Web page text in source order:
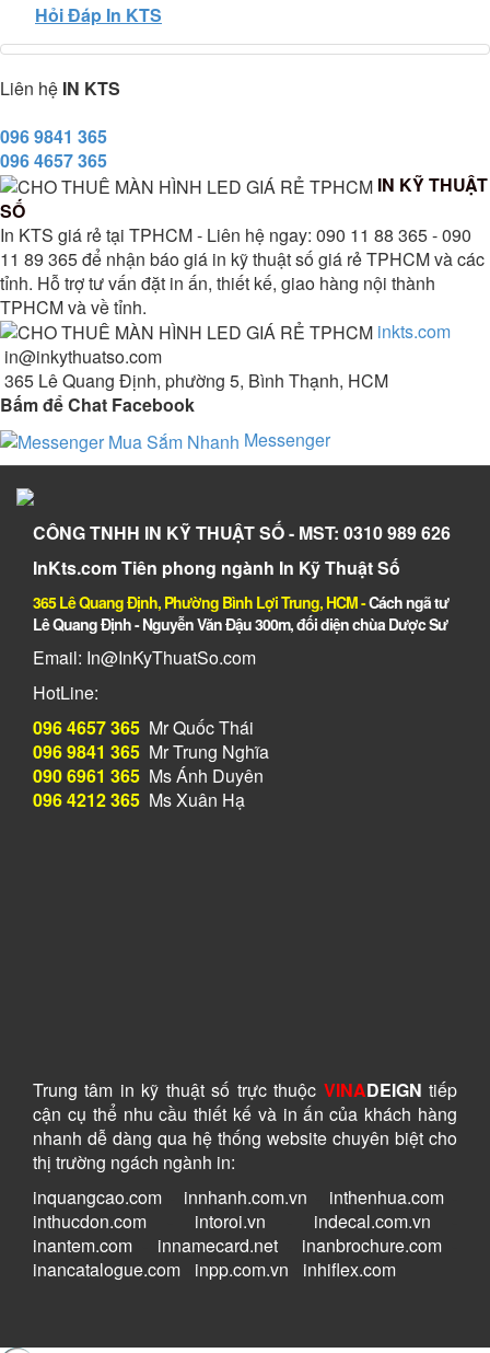
Hỏi Đáp In KTS
Liên hệ IN KTS
096 9841 365
096 4657 365
IN KỸ THUẬT
SỐ
In KTS giá rẻ tại TPHCM - Liên hệ ngay: 090 11 88 365 - 090
11 89 365 để nhận báo giá in kỹ thuật số giá rẻ TPHCM và các
tỉnh. Hỗ trợ tư vấn đặt in ấn, thiết kế, giao hàng nội thành
TPHCM và về tỉnh.
inkts.com
in@inkythuatso.com
365 Lê Quang Định, phường 5, Bình Thạnh, HCM
Bấm để Chat Facebook
Messenger
CÔNG TNHH IN KỸ THUẬT SỐ - MST: 0310 989 626
InKts.com Tiên phong ngành In Kỹ Thuật Số
365 Lê Quang Định, Phường Bình Lợi Trung, HCM-Cách ngã tư
Lê Quang Định - Nguyễn Văn Đậu 300m, đối diện chùa Dược Sư
Email: In@InKyThuatSo.com
HotLine:
096 4657 365 Mr Quốc Thái
096 9841 365 Mr Trung Nghĩa
090 6961 365 Ms Ánh Duyên
096 4212 365 Ms Xuân Hạ
Trung tâm in kỹ thuật số trực thuộc VINADEIGN tiếp
cận cụ thể nhu cầu thiết kế và in ấn của khách hàng
nhanh dễ dàng qua hệ thống website chuyên biệt cho
thị trường ngách ngành in:
inquangcao.com
innhanh.com.vn inthenhua.com-
inthucdon.com
intoroi.vn indecal.com.vn
inantem.com
innamecard.net- inanbrochure.com
inancatalogue.com
inpp.com.vn inhiflex.com